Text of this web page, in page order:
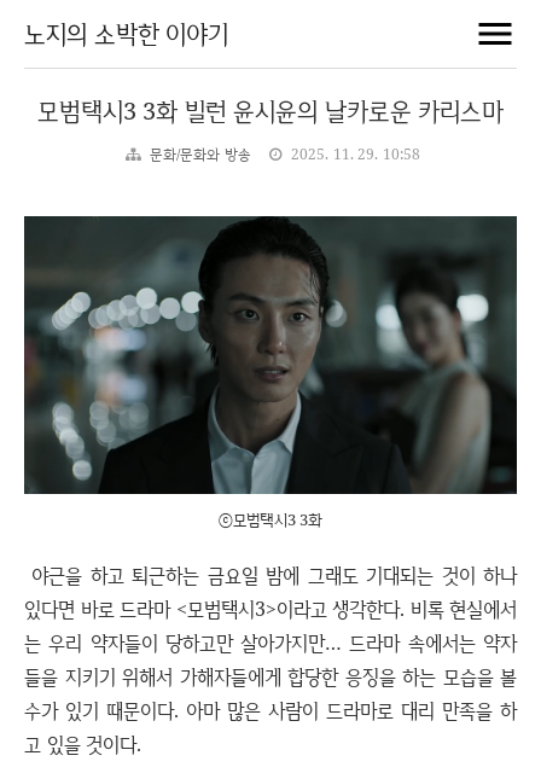
노지의 소박한 이야기
모범택시3 3화 빌런 윤시윤의 날카로운 카리스마
문화/문화와 방송 2025. 11. 29. 10:58
ⓒ모범택시3 3화
야근을 하고 퇴근하는 금요일 밤에 그래도 기대되는 것이 하나
있다면 바로 드라마 <모범택시3>이라고 생각한다. 비록 현실에서
는 우리 약자들이 당하고만 살아가지만… 드라마 속에서는 약자
들을 지키기 위해서 가해자들에게 합당한 응징을 하는 모습을 볼
수가 있기 때문이다. 아마 많은 사람이 드라마로 대리 만족을 하
고 있을 것이다.